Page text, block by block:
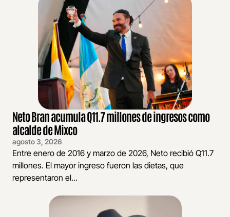
Neto Bran acumula Q11.7 millones de ingresos como
alcalde de Mixco
agosto 3, 2026
Entre enero de 2016 y marzo de 2026, Neto recibió Q11.7
millones. El mayor ingreso fueron las dietas, que
representaron el...